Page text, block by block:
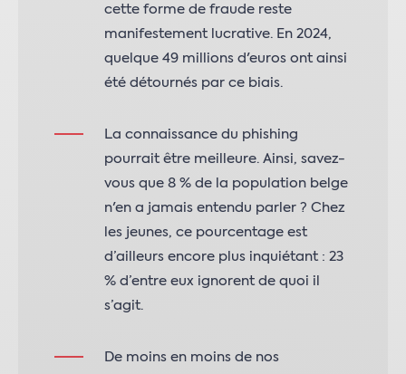
cette forme de fraude reste
manifestement lucrative. En 2024,
quelque 49 millions d'euros ont ainsi
été détournés par ce biais.
La connaissance du phishing
pourrait être meilleure. Ainsi, savez-
vous que 8 % de la population belge
n'en a jamais entendu parler ? Chez
les jeunes, ce pourcentage est
d’ailleurs encore plus inquiétant : 23
% d’entre eux ignorent de quoi il
s’agit.
De moins en moins de nos